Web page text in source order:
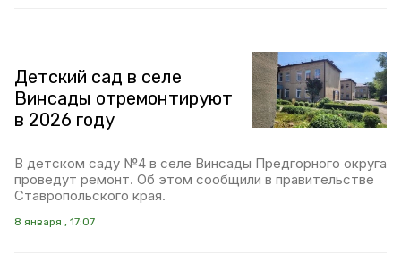
Детский сад в селе
Винсады отремонтируют
в 2026 году
В детском саду №4 в селе Винсады Предгорного округа
проведут ремонт. Об этом сообщили в правительстве
Ставропольского края.
8 января , 17:07